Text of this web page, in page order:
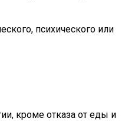
психического или
кроме отказа от еды и